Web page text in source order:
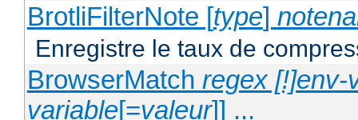
BrotliFilterNote [type]
Enregistre le taux de
BrowserMatch regex [!]env-
variable[=valeur]] ...